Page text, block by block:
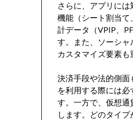
さらに、アプリに
機能（シート割当
計データ（VPIP、
す。また、ソーシ
カスタマイズ要素も
決済手段や法的側
を利用する際には
す。一方で、仮想
します。どのタイ